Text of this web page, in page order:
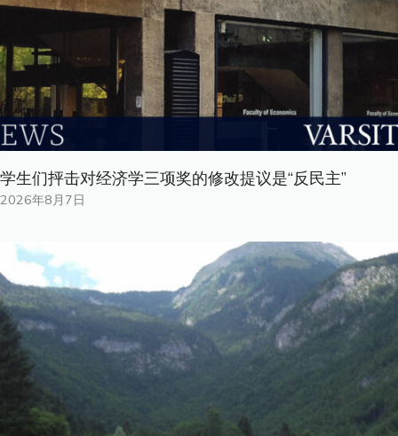
学生们抨击对经济学三项奖的修改提议是“反民主”
2026年8月7日